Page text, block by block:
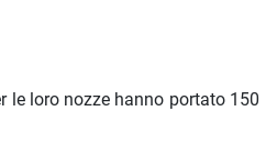
le loro nozze hanno portato 150